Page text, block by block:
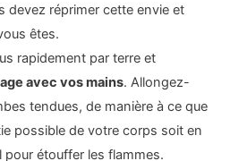
devez réprimer cette envie et
êtes.
rapidement par terre et
avec vos mains. Allongez-
tendues, de manière à ce que
possible de votre corps soit en
étouffer les flammes.